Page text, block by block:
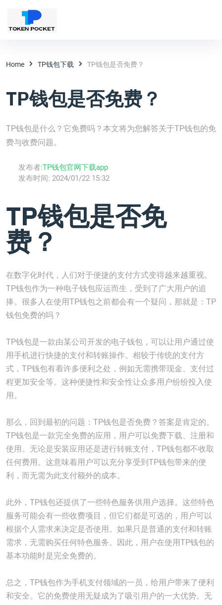
Home TP钱包下载 TP钱包是否免费？
TP钱包是否免费？
TP钱包是什么？它免费吗？本文将为您解答关于TP钱包的免
费与收费问题。
发布者:TP钱包官网下载app
发布时间: 2024/01/22 15:32
TP钱包是否免
费？
在数字化时代，人们对于便捷的支付方式变得越来越重视。
TP钱包作为一种电子钱包应运而生，受到了广大用户的追
捧。很多人在使用TP钱包之前都会有一个疑问，那就是：TP
钱包免费的吗？
TP钱包是一款由某公司开发的电子钱包，可以让用户通过使
用手机进行快捷的支付和转账操作。相较于传统的支付方
式，TP钱包有着许多便利之处，例如无需携带现金、支付过
程更加安全等。这种便捷性和安全性让众多用户纷纷投入使
用。
那么，回到最初的问题：TP钱包是否免费？答案是肯定的。
TP钱包是一款完全免费的应用，用户可以免费下载、注册和
使用。无论是安装应用还是进行转账支付，TP钱包都不收取
任何费用。这意味着用户可以充分享受到TP钱包带来的便
利，而无需为此支付额外的成本。
此外，TP钱包还提供了一些特色服务供用户选择。这些特色
服务可能会有一些收费项目，但它们都是可选的，用户可以
根据个人需求来决定是否使用。如果只是普通的支付和转账
需求，无需购买任何特色服务。因此，用户在使用TP钱包的
基本功能时是完全免费的。
总之，TP钱包作为手机支付领域的一员，给用户带来了便利
和安全。它的免费使用无疑成为了吸引用户的一大优势。无